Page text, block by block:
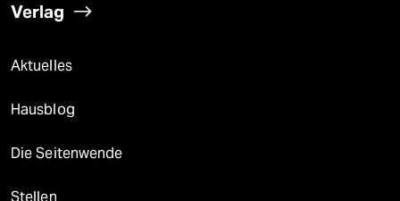
Verlag
Aktuelles
Hausblog
Die Seitenwende
Stellen